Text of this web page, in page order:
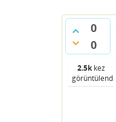
0
0
2.5kkez
görüntülendi